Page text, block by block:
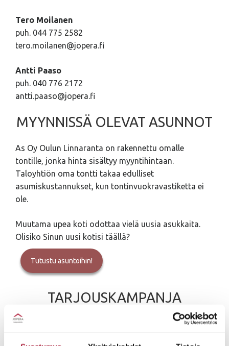
Tero Moilanen
puh. 044 775 2582
tero.moilanen@jopera.fi
Antti Paaso
puh. 040 776 2172
antti.paaso@jopera.fi
MYYNNISSÄ OLEVAT ASUNNOT
As Oy Oulun Linnaranta on rakennettu omalle
tontille, jonka hinta sisältyy myyntihintaan.
Taloyhtiön oma tontti takaa edulliset
asumiskustannukset, kun tontinvuokravastiketta ei
ole.
Muutama upea koti odottaa vielä uusia asukkaita.
Olisiko Sinun uusi kotisi täällä?
Tutustu asuntoihin!
TARJOUSKAMPANJA
Kevään tarjouskampanjassamme on viisi uutta
malliamme hirsi- tai puutalona. Erikokoisia